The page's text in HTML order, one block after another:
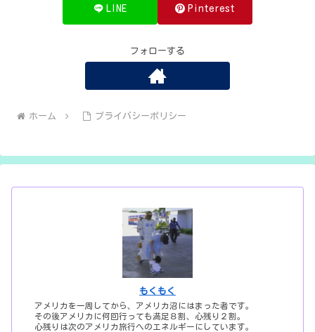
LINE Pinterest
フォローする
ホーム プライバシーポリシー
もくもく
アメリカを一周してから、アメリカ沼にはまった者です。
その後アメリカに何回行っても満足８割、心残り２割。
心残りは次のアメリカ旅行へのエネルギーにしています。